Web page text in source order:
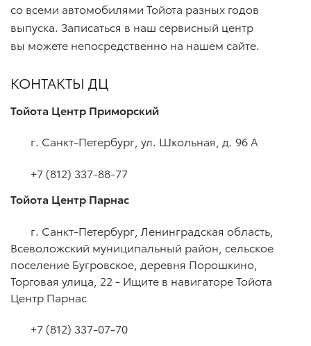
со всеми автомобилями Тойота разных годов
выпуска. Записаться в наш сервисный центр
вы можете непосредственно на нашем сайте.
КОНТАКТЫ ДЦ
Тойота Центр Приморский
г. Санкт-Петербург, ул. Школьная, д. 96 А
+7 (812) 337-88-77
Тойота Центр Парнас
г. Санкт-Петербург, Ленинградская область,
Всеволожский муниципальный район, сельское
поселение Бугровское, деревня Порошкино,
Торговая улица, 22 - Ищите в навигаторе Тойота
Центр Парнас
+7 (812) 337-07-70